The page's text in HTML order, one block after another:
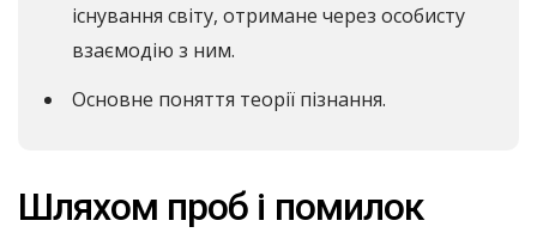
існування світу, отримане через особисту
взаємодію з ним.
Основне поняття теорії пізнання.
Шляхом проб і помилок